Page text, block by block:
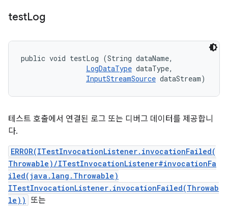
testLog
public void testLog (String dataName,
LogDataType dataType,
InputStreamSource dataStream)
테스트 호출에서 연결된 로그 또는 디버그 데이터를 제공합니
다.
ERROR(ITestInvocationListener.invocationFailed(
Throwable)/ITestInvocationListener#invocationFa
iled(java.lang.Throwable)
ITestInvocationListener.invocationFailed(Throwab
le))
또는